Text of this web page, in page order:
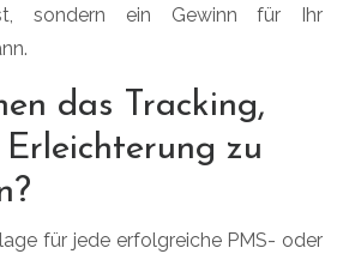
sondern ein Gewinn für Ihr
das Tracking,
zu
für jede erfolgreiche PMS- oder